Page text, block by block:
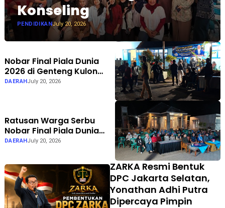
Konseling
PENDIDIKANJuly 20, 2026
Nobar Final Piala Dunia
2026 di Genteng Kulon
Banyuwangi Berlangsung
DAERAHJuly 20, 2026
Ratusan Warga Serbu
Nobar Final Piala Dunia
Bersama Dina Lorenza di
DAERAHJuly 20, 2026
ZARKA Resmi Bentuk
DPC Jakarta Selatan,
Yonathan Adhi Putra
Dipercaya Pimpin